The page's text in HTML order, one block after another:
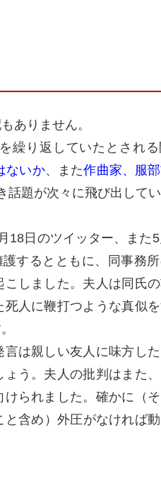
ありません。
繰り返していたとされる
ないか、また作曲家、服
話題が次々に飛び出してい
日のツイッター、また
するとともに、同事務
しました。夫人は同氏
人に鞭打つような真似
は親しい友人に味方した
う。夫人の批判はまた
られました。確かに（
含め）外圧がなければ